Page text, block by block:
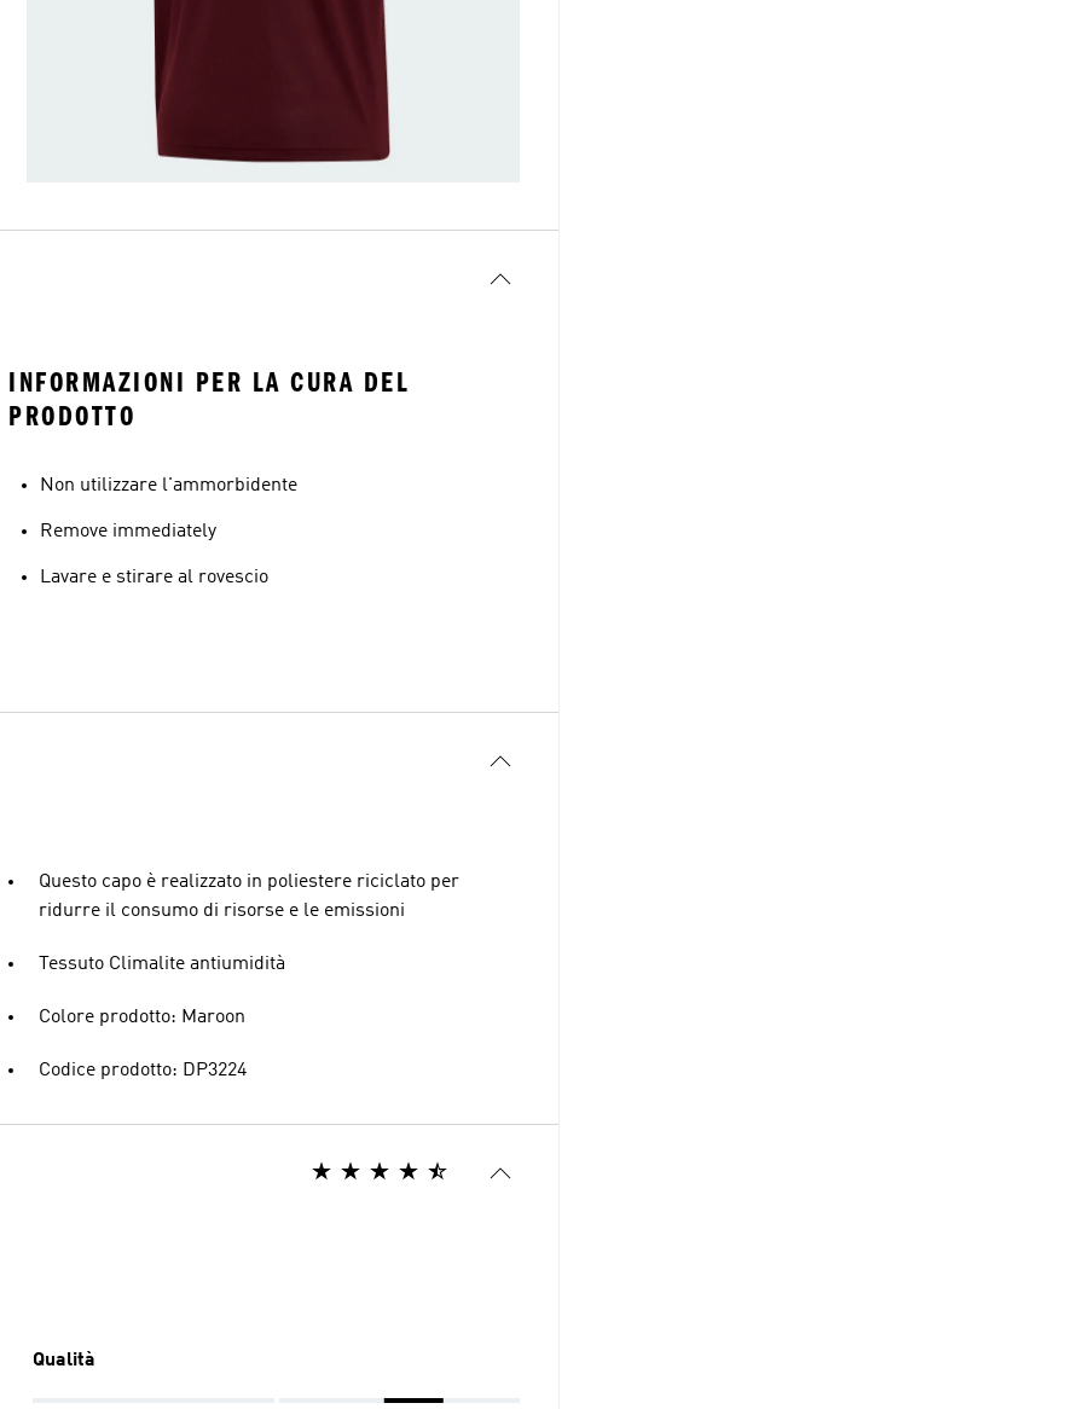
INFORMAZIONI PER LA CURA DEL
PRODOTTO
Non utilizzare l'ammorbidente
Remove immediately
Lavare e stirare al rovescio
Questo capo è realizzato in poliestere riciclato per
ridurre il consumo di risorse e le emissioni
Tessuto Climalite antiumidità
Colore prodotto: Maroon
Codice prodotto: DP3224
Qualità